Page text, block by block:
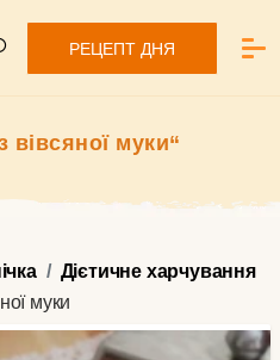
РЕЦЕПТ ДНЯ
вівсяної муки“
Дієтичне харчування
муки